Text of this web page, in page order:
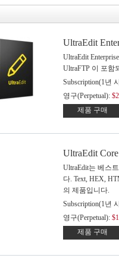
UltraEdit
UltraEdit
UltraFTP 이 포함
Subscription(1년
영구(Perpetual):
제품 구매
UltraEdit Core
UltraEdit는 베스
다. Text, HEX,
의 제품입니다.
Subscription(1년
영구(Perpetual):
제품 구매